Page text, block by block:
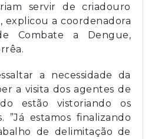
servir de criadouro
explicou a coordenadora
Combate a Dengue,
a necessidade da
a visita dos agentes de
estão vistoriando os
”Já estamos finalizando
de delimitação de